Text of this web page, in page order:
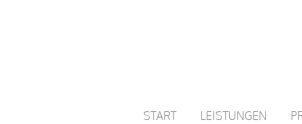
START LEISTUNGEN